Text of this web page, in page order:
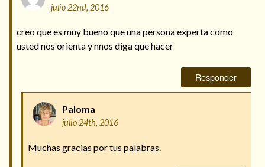
julio 22nd, 2016
creo que es muy bueno que una persona experta como
usted nos orienta y nnos diga que hacer
Responder
Paloma
julio 24th, 2016
Muchas gracias por tus palabras.